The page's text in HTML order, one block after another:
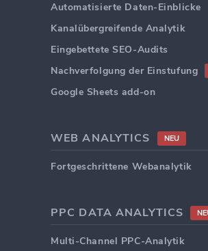
Automatisierte Daten-Einblicke
Kanalübergreifende Analytik
Eingebettete SEO-Audits
Nachverfolgung der Einstufung
Google Sheets add-on
WEB ANALYTICS NEU
Fortgeschrittene Webanalytik
PPC DATA ANALYTICS
Multi-Channel PPC-Analytik